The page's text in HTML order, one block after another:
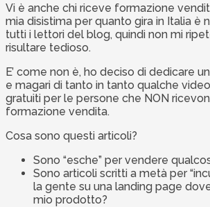
Vi è anche chi riceve formazione
mia disistima per quanto gira in Italia è
tutti i lettori del blog, quindi non mi
risultare tedioso.
E’ come non è, ho deciso di dedicare
e magari di tanto in tanto qualche
gratuiti per le persone che NON
formazione vendita.
Cosa sono questi articoli?
Sono “esche” per vendere
Sono articoli scritti a metà per
la gente su una landing page
mio prodotto?